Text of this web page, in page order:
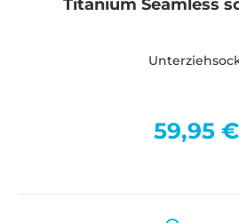
Titanium Seamless
59,95